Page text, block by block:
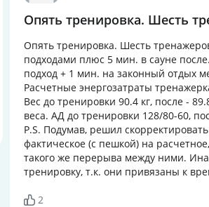
Опять тренировка. Шесть
Опять тренировка. Шесть
подходами плюс 5 мин. в сауне
подход + 1 мин. на законный отдых
Расчетные энергозатраты
Вес до тренировки 90.4 кг, после -
веса. АД до тренировки 128/80-60,
P.S. Подумав, решил
фактическое (с пешкой) на
такого же перерыва между ними.
тренировку, т.к. они привязаны к
2